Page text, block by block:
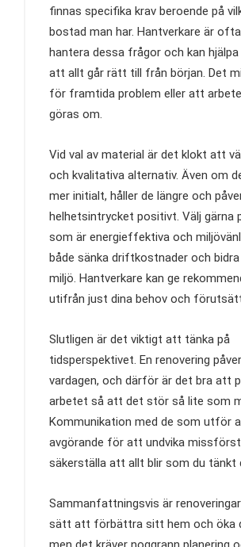
finnas specifika krav beroende på
bostad man har. Hantverkare är
hantera dessa frågor och kan
att allt går rätt till från början. Det
för framtida problem eller att
göras om.
Vid val av material är det klokt att
och kvalitativa alternativ. Även om
mer initialt, håller de längre och
helhetsintrycket positivt. Välj gärna
som är energieffektiva och
både sänka driftkostnader och
miljö. Hantverkare kan ge
utifrån just dina behov och
Slutligen är det viktigt att tänka på
tidsperspektivet. En renovering
vardagen, och därför är det bra att
arbetet så att det stör så lite som
Kommunikation med de som utför
avgörande för att undvika
säkerställa att allt blir som du tänkt
Sammanfattningsvis är
sätt att förbättra sitt hem och öka